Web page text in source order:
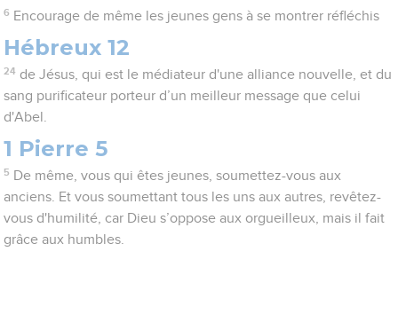
6 Encourage de même les jeunes gens à se montrer réfléchis
Hébreux 12
24 de Jésus, qui est le médiateur d'une alliance nouvelle, et du
sang purificateur porteur d’un meilleur message que celui
d'Abel.
1 Pierre 5
5 De même, vous qui êtes jeunes, soumettez-vous aux
anciens. Et vous soumettant tous les uns aux autres, revêtez-
vous d'humilité, car Dieu s’oppose aux orgueilleux, mais il fait
grâce aux humbles.